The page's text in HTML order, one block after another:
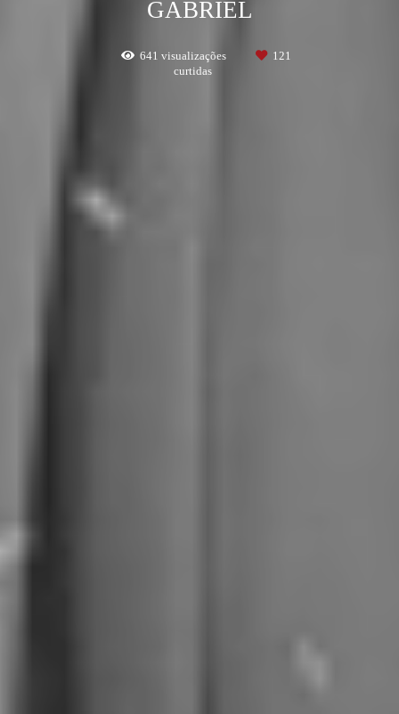
GABRIEL
641 visualizações
121
curtidas